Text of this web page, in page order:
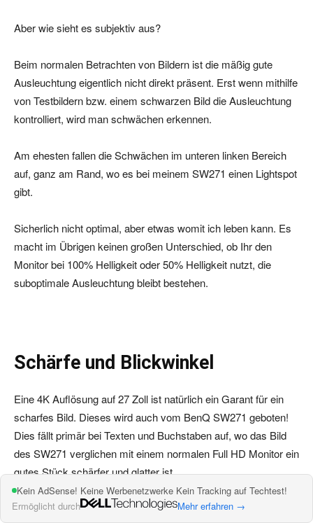
Aber wie sieht es subjektiv aus?
Beim normalen Betrachten von Bildern ist die mäßig gute
Ausleuchtung eigentlich nicht direkt präsent. Erst wenn mithilfe
von Testbildern bzw. einem schwarzen Bild die Ausleuchtung
kontrolliert, wird man schwächen erkennen.
Am ehesten fallen die Schwächen im unteren linken Bereich
auf, ganz am Rand, wo es bei meinem SW271 einen Lightspot
gibt.
Sicherlich nicht optimal, aber etwas womit ich leben kann. Es
macht im Übrigen keinen großen Unterschied, ob Ihr den
Monitor bei 100% Helligkeit oder 50% Helligkeit nutzt, die
suboptimale Ausleuchtung bleibt bestehen.
Schärfe und Blickwinkel
Eine 4K Auflösung auf 27 Zoll ist natürlich ein Garant für ein
scharfes Bild. Dieses wird auch vom BenQ SW271 geboten!
Dies fällt primär bei Texten und Buchstaben auf, wo das Bild
des SW271 verglichen mit einem normalen Full HD Monitor ein
gutes Stück schärfer und glatter ist.
Gerade Buchstaben und Zeichen mit Rundungen werden vom
Kein AdSense! Keine Werbenetzwerke Kein Tracking auf Techtest!
Ermöglicht durch
Mehr erfahren →